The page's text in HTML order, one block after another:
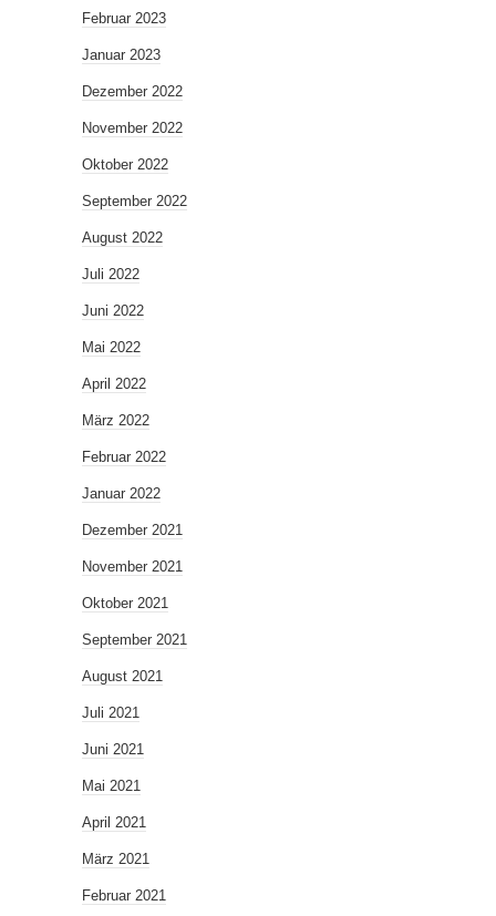
Februar 2023
Januar 2023
Dezember 2022
November 2022
Oktober 2022
September 2022
August 2022
Juli 2022
Juni 2022
Mai 2022
April 2022
März 2022
Februar 2022
Januar 2022
Dezember 2021
November 2021
Oktober 2021
September 2021
August 2021
Juli 2021
Juni 2021
Mai 2021
April 2021
März 2021
Februar 2021